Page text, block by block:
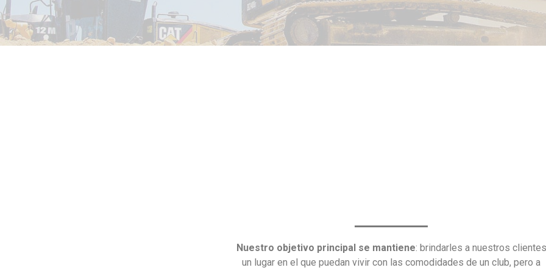
Nuestro objetivo principal se mantiene: brindarles a nuestros clientes
un lugar en el que puedan vivir con las comodidades de un club, pero a